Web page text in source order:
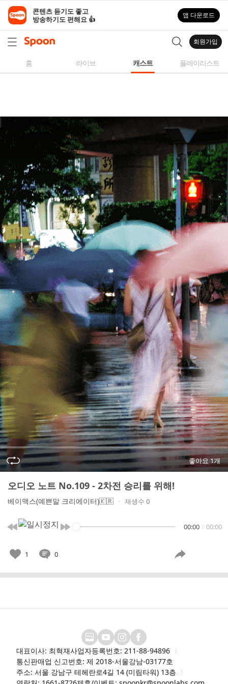
라
자
곡,
성
모
사
등
다
양
한
오
디
오
콘
텐
츠
를
들
어
보
세
요.
콘텐츠 듣기도 좋고
방송하기도 편해요 👍
앱 다운로드
회원가입
홈 라이브 캐스트 플레이리스트
좋아요 1개
오디오 노트 No.109 - 2차전 승리를 위해!
베이맥스(예쁜말 크리에이터)🇰🇷 재생수 0
00:00 00:00
1 0
대표이사: 최혁재사업자등록번호: 211-88-94896
통신판매업 신고번호: 제 2018-서울강남-03177호
주소: 서울 강남구 테헤란로4길 14 (미림타워) 13층